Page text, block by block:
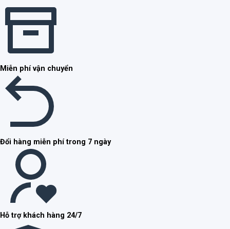
Miễn phí vận chuyển
Đổi hàng miễn phí trong 7 ngày
Hỗ trợ khách hàng 24/7